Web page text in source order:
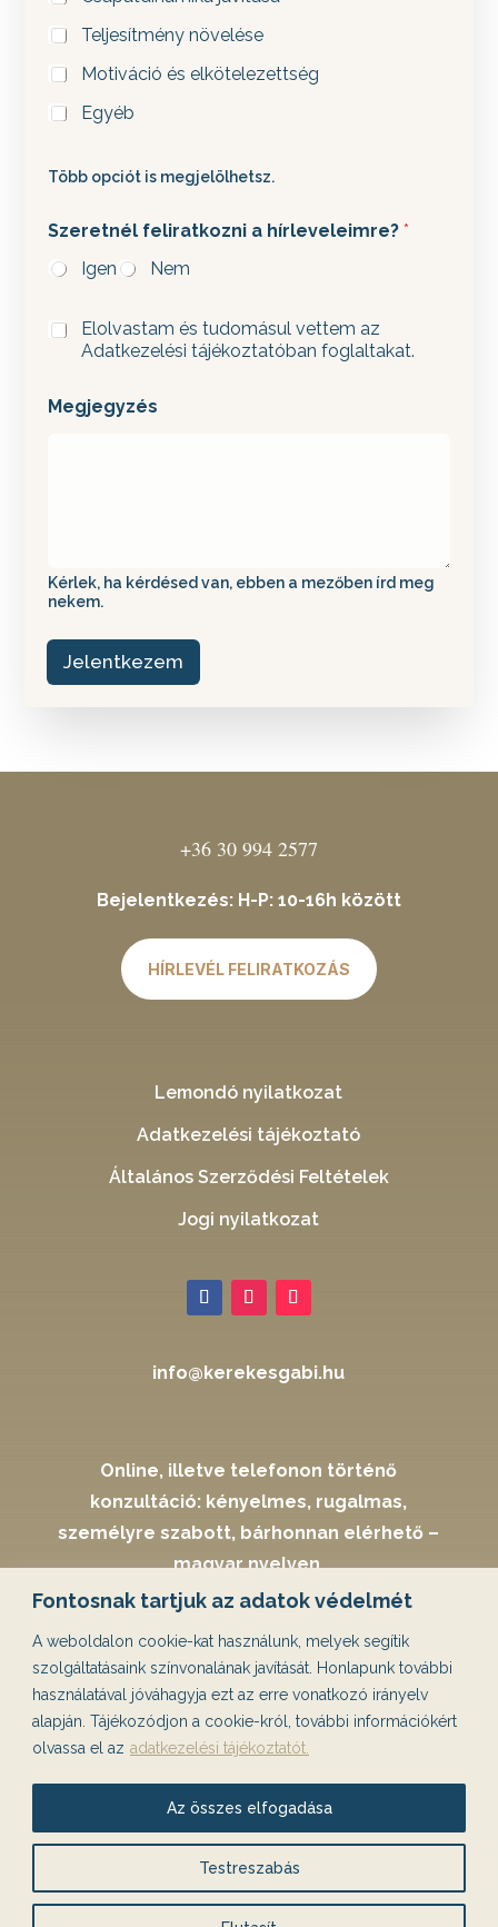
Fontosnak tartjuk az adatok védelmét
A weboldalon cookie-kat használunk, melyek segítik
szolgáltatásaink színvonalának javítását. Honlapunk további
használatával jóváhagyja ezt az erre vonatkozó irányelv
alapján. Tájékozódjon a cookie-król, további információkért
olvassa el az adatkezelési tájékoztatót.
Testreszabás
Az összes elfogadása
Teljesítmény növelése
Motiváció és elkötelezettség
Egyéb
Több opciót is megjelölhetsz.
Szeretnél feliratkozni a hírleveleimre?*
Igen
Nem
A
k
Elolvastam és tudomásul vettem az
Adatkezelési tájékoztatóban foglaltakat.
Megjegyzés
Kérlek, ha kérdésed van, ebben a mezőben írd meg
nekem.
Jelentkezem
+36 30 994 2577
Bejelentkezés: H-P: 10-16h között
HÍRLEVÉL FELIRATKOZÁS
Lemondó nyilatkozat
Adatkezelési tájékoztató
Általános Szerződési Feltételek
Jogi nyilatkozat
info@kerekesgabi.hu
Online, illetve telefonon történő
konzultáció: kényelmes, rugalmas,
személyre szabott, bárhonnan elérhető –
magyar nyelven.
Személyes konzultáció egyeztetéssel:
Lőrinci piac közelében
Díjtalan parkolás
Kiváló tömegközlekedés
Könnyen megközelíthető
Mo, M5, 4- es útak felől csak pár perc
gépkocsival